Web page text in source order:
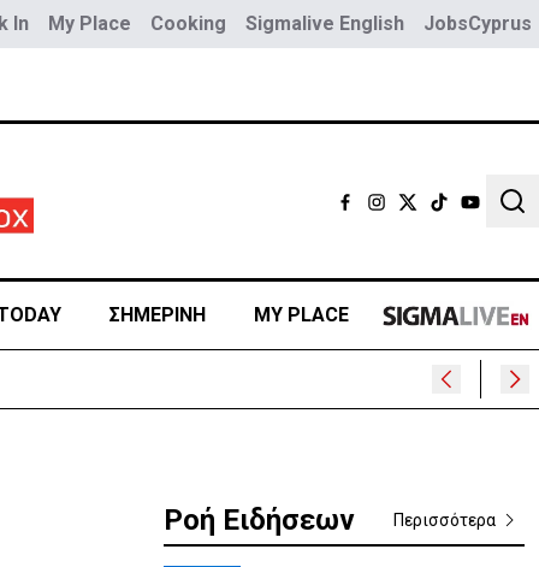
In My Place Cooking Sigmalive English JobsCyprus
ΣΗΜΕΡΙΝΗ MY PLACE
Ροή Ειδήσεων Περισσότερα